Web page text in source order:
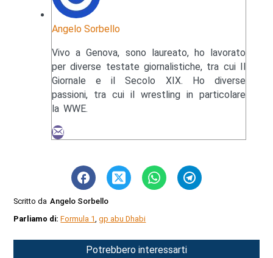
Angelo Sorbello
Vivo a Genova, sono laureato, ho lavorato
per diverse testate giornalistiche, tra cui Il
Giornale e il Secolo XIX. Ho diverse
passioni, tra cui il wrestling in particolare
la WWE.
Scritto da Angelo Sorbello
Parliamo di:Formula 1,gp abu Dhabi
Potrebbero interessarti